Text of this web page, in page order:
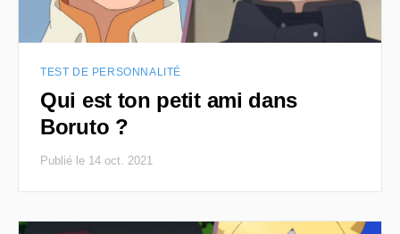
TEST DE PERSONNALITÉ
Qui est ton petit ami dans
Boruto ?
Publié le 14 oct. 2021